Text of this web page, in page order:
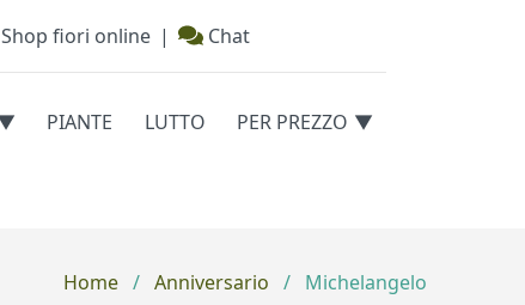
Shop fiori online | Chat
PIANTE LUTTO PER PREZZO
Home / Anniversario / Michelangelo